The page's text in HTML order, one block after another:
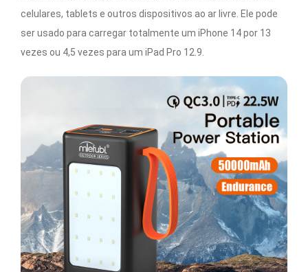
celulares, tablets e outros dispositivos ao ar livre. Ele pode
ser usado para carregar totalmente um iPhone 14 por 13
vezes ou 4,5 vezes para um iPad Pro 12.9.